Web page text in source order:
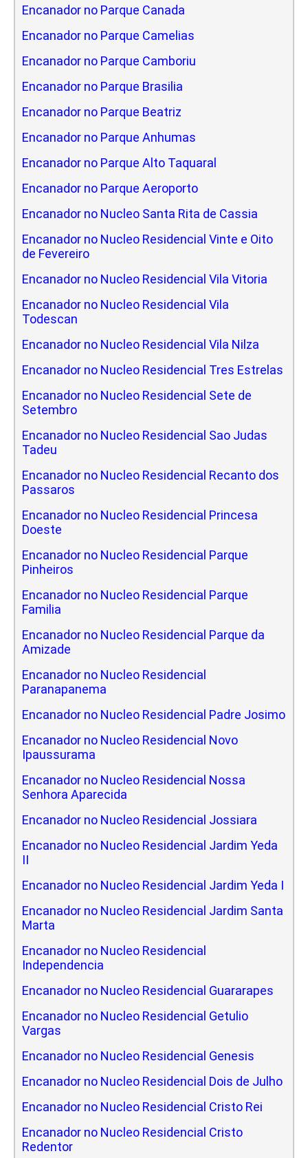
Encanador no Parque Canada
Encanador no Parque Camelias
Encanador no Parque Camboriu
Encanador no Parque Brasilia
Encanador no Parque Beatriz
Encanador no Parque Anhumas
Encanador no Parque Alto Taquaral
Encanador no Parque Aeroporto
Encanador no Nucleo Santa Rita de Cassia
Encanador no Nucleo Residencial Vinte e Oito
de Fevereiro
Encanador no Nucleo Residencial Vila Vitoria
Encanador no Nucleo Residencial Vila
Todescan
Encanador no Nucleo Residencial Vila Nilza
Encanador no Nucleo Residencial Tres Estrelas
Encanador no Nucleo Residencial Sete de
Setembro
Encanador no Nucleo Residencial Sao Judas
Tadeu
Encanador no Nucleo Residencial Recanto dos
Passaros
Encanador no Nucleo Residencial Princesa
Doeste
Encanador no Nucleo Residencial Parque
Pinheiros
Encanador no Nucleo Residencial Parque
Familia
Encanador no Nucleo Residencial Parque da
Amizade
Encanador no Nucleo Residencial
Paranapanema
Encanador no Nucleo Residencial Padre Josimo
Encanador no Nucleo Residencial Novo
Ipaussurama
Encanador no Nucleo Residencial Nossa
Senhora Aparecida
Encanador no Nucleo Residencial Jossiara
Encanador no Nucleo Residencial Jardim Yeda
II
Encanador no Nucleo Residencial Jardim Yeda I
Encanador no Nucleo Residencial Jardim Santa
Marta
Encanador no Nucleo Residencial
Independencia
Encanador no Nucleo Residencial Guararapes
Encanador no Nucleo Residencial Getulio
Vargas
Encanador no Nucleo Residencial Genesis
Encanador no Nucleo Residencial Dois de Julho
Encanador no Nucleo Residencial Cristo Rei
Encanador no Nucleo Residencial Cristo
Redentor